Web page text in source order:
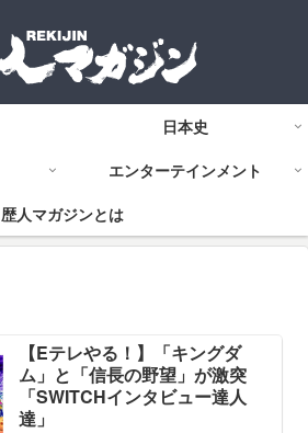
日本史
エンターテインメント
歴人マガジンとは
【Eテレやる！】「キングダ
ム」と「信長の野望」が激突
「SWITCHインタビュー達人
達」